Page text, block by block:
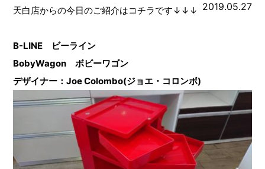
2019.05.27
天白店からの今日のご紹介はコチラです↓↓↓
B-LINE ビーライン
BobyWagon ボビーワゴン
デザイナー：Joe Colombo(ジョエ・コロンボ)